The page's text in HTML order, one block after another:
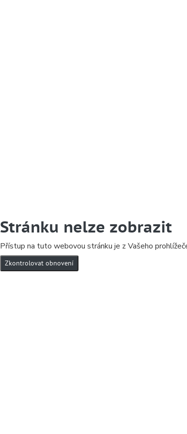
Stránku nelze zobrazit
Přístup na tuto webovou stránku je z Vašeho
Zkontrolovat obnovení